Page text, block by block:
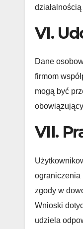
VI.
Dane
firmom
mogą być
VII.
ograniczenia
zgody w
Wnioski
udziela